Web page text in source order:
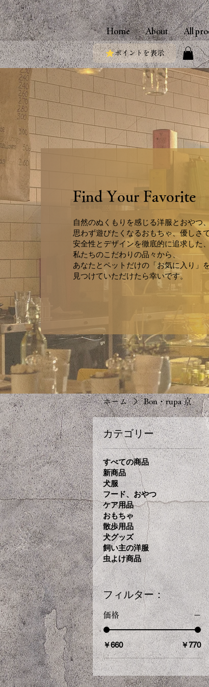
Home About All
ポイントを表示
Find Your Favorite
自然のぬくもりを感じる洋服とおやつ
思わず遊びたくなるおもちゃ、優しさ
安全性とデザインを徹底的に追求した
私たちのこだわりの品々から、
あなたとペットだけの「お気に入り」
見つけていただけたら幸いです。
ホーム Bon・rupa 京
カテゴリー
すべての商品
新商品
犬服
フード、おやつ
ケア用品
おもちゃ
散歩用品
犬グッズ
飼い主の洋服
虫よけ商品
フィルター：
価格
￥660 ￥770